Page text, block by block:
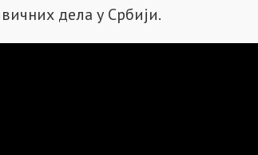
дела у Србији.